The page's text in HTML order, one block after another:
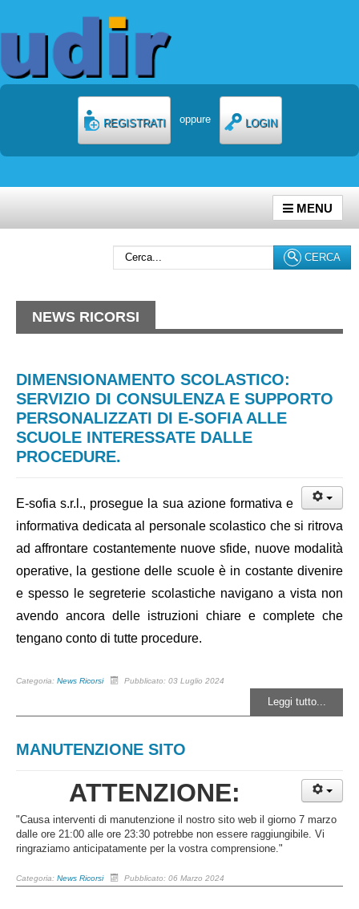
REGISTRATI oppure LOGIN
MENU
CERCA
NEWS RICORSI
DIMENSIONAMENTO SCOLASTICO:
SERVIZIO DI CONSULENZA E SUPPORTO
PERSONALIZZATI DI E-SOFIA ALLE
SCUOLE INTERESSATE DALLE
PROCEDURE.
E-sofia s.r.l., prosegue la sua azione formativa e
informativa dedicata al personale scolastico che si ritrova
ad affrontare costantemente nuove sfide, nuove modalità
operative, la gestione delle scuole è in costante divenire
e spesso le segreterie scolastiche navigano a vista non
avendo ancora delle istruzioni chiare e complete che
tengano conto di tutte procedure.
Categoria: News Ricorsi Pubblicato: 03 Luglio 2024
Leggi tutto...
MANUTENZIONE SITO
ATTENZIONE:
"Causa interventi di manutenzione il nostro sito web il giorno 7 marzo
dalle ore 21:00 alle ore 23:30 potrebbe non essere raggiungibile. Vi
ringraziamo anticipatamente per la vostra comprensione."
Categoria: News Ricorsi Pubblicato: 06 Marzo 2024